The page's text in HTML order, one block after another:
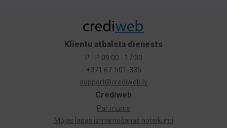
Crediweb
Par mums
Mājas lapas izmantošanas noteikumi
Klientu atbalsta dienests
P - P 09:00 - 17:30
+371 67-501-335
support@crediweb.lv